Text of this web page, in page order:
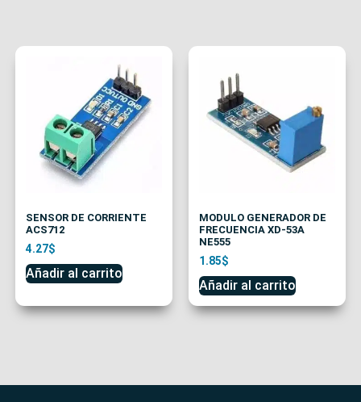
SENSOR DE CORRIENTE
ACS712
4.27$
Añadir al carrito
MODULO GENERADOR DE
FRECUENCIA XD-53A
NE555
1.85$
Añadir al carrito